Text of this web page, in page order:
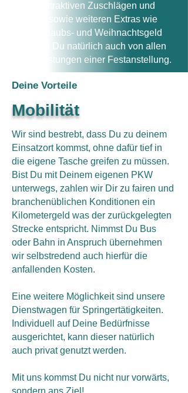
Neben attraktiven Zuschlägen und
Zulagen sowie weiteren Extras wie
bspw. Urlaubs- und Weihnachtsgeld
profitierst Du natürlich auch von allen
Sozialleistungen einer Festanstellung.
Deine Vorteile
Mobilität
Wir sind bestrebt, dass Du zu deinem
Einsatzort kommst, ohne dafür tief in
die eigene Tasche greifen zu müssen.
Bist Du mit Deinem eigenen PKW
unterwegs, zahlen wir Dir zu fairen und
branchenüblichen Konditionen ein
Kilometergeld was der zurückgelegten
Strecke entspricht. Nimmst Du Bus
oder Bahn in Anspruch übernehmen
wir selbstredend auch hierfür die
anfallenden Kosten.
Eine weitere Möglichkeit sind unsere
Dienstwagen für Springertätigkeiten.
Individuell auf Deine Bedürfnisse
ausgerichtet, kann dieser natürlich
auch privat genutzt werden.
Mit uns kommst Du nicht nur vorwärts,
sondern ans Ziel!